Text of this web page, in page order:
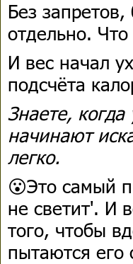
Без
отдельно.
И вес начал
подсчёта
Знаете,
начинают
легко.
😮Это самый
не светит'. И
того, чтобы
пытаются его